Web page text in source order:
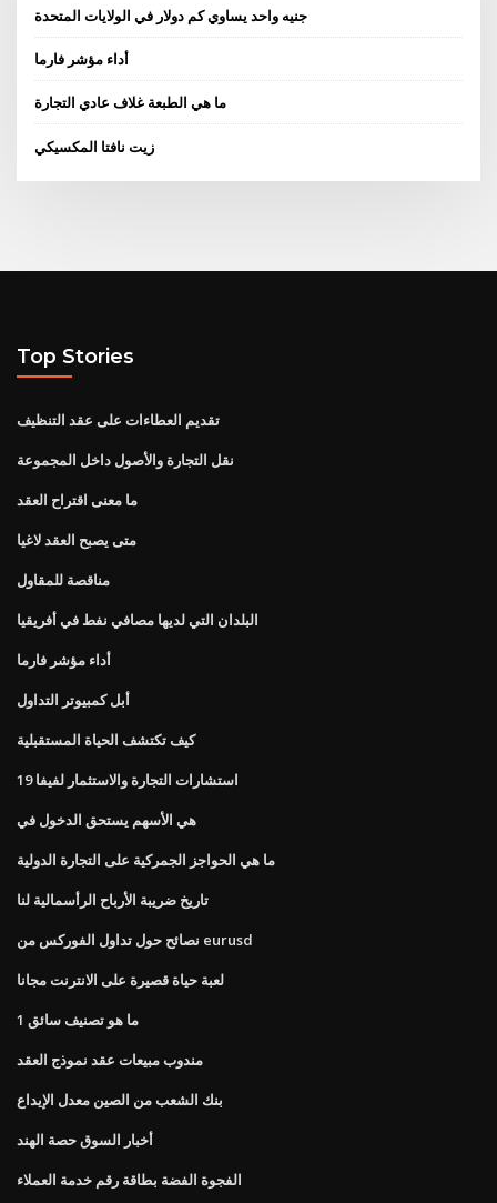
جنيه واحد يساوي كم دولار في الولايات المتحدة
أداء مؤشر فارما
ما هي الطبعة غلاف عادي التجارة
زيت نافتا المكسيكي
Top Stories
تقديم العطاءات على عقد التنظيف
نقل التجارة والأصول داخل المجموعة
ما معنى اقتراح العقد
متى يصبح العقد لاغيا
مناقصة للمقاول
البلدان التي لديها مصافي نفط في أفريقيا
أداء مؤشر فارما
أبل كمبيوتر التداول
كيف تكتشف الحياة المستقبلية
استشارات التجارة والاستثمار لفيفا 19
هي الأسهم يستحق الدخول في
ما هي الحواجز الجمركية على التجارة الدولية
تاريخ ضريبة الأرباح الرأسمالية لنا
نصائح حول تداول الفوركس من eurusd
لعبة حياة قصيرة على الانترنت مجانا
ما هو تصنيف سائق 1
مندوب مبيعات عقد نموذج العقد
بنك الشعب من الصين معدل الإيداع
أخبار السوق حصة الهند
الفجوة الفضة بطاقة رقم خدمة العملاء